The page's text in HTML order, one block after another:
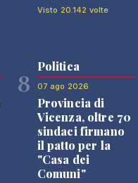
Visto 20.142 volte
8
Politica
07 ago 2026
Provincia di
Vicenza, oltre 70
sindaci firmano
il patto per la
"Casa dei
Comuni"